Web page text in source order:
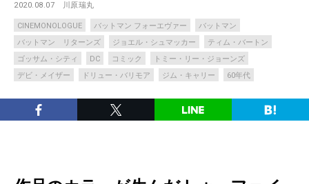
2020.08.07 川原瑞丸
CINEMONOLOGUE バットマン フォーエヴァー
バットマン
バットマン リターンズ
ジョエル・シュマッカー
ティム・バートン
ゴッサム・シティ
DC コミック
トミー・リー・ジョーンズ
デビ・メイザー
ドリュー・バリモア ジム・キャリー 60年代